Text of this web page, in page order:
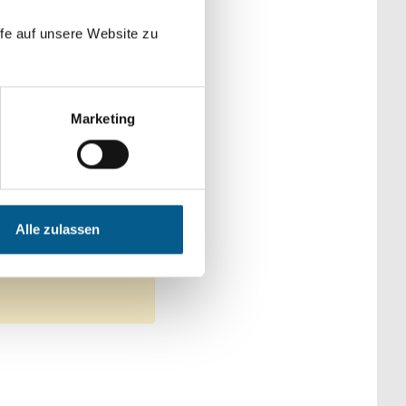
auf unsere Website zu
Marketing
Alle zulassen
Kategorien
Themen: Sport
entfernen